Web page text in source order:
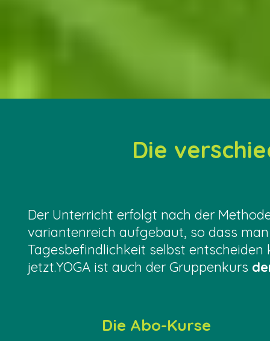
Die
​Der Unterricht erfolgt nach der
variantenreich aufgebaut, so dass
Tagesbefindlichkeit selbst
jetzt.YOGA ist auch der Gruppenkurs
Die Abo-Kurse